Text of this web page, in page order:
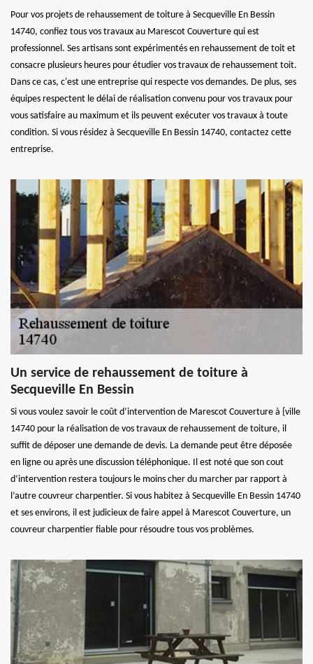
Pour vos projets de rehaussement de toiture à Secqueville En Bessin
14740, confiez tous vos travaux au Marescot Couverture qui est
professionnel. Ses artisans sont expérimentés en rehaussement de toit et
consacre plusieurs heures pour étudier vos travaux de rehaussement toit.
Dans ce cas, c'est une entreprise qui respecte vos demandes. De plus, ses
équipes respectent le délai de réalisation convenu pour vos travaux pour
vous satisfaire au maximum et ils peuvent exécuter vos travaux à toute
condition. Si vous résidez à Secqueville En Bessin 14740, contactez cette
entreprise.
Un service de rehaussement de toiture à
Secqueville En Bessin
Si vous voulez savoir le coût d’intervention de Marescot Couverture à {ville
14740 pour la réalisation de vos travaux de rehaussement de toiture, il
suffit de déposer une demande de devis. La demande peut être déposée
en ligne ou après une discussion téléphonique. Il est noté que son cout
d’intervention restera toujours le moins cher du marcher par rapport à
l’autre couvreur charpentier. Si vous habitez à Secqueville En Bessin 14740
et ses environs, il est judicieux de faire appel à Marescot Couverture, un
couvreur charpentier fiable pour résoudre tous vos problèmes.